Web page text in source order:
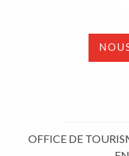
OFFICE DE